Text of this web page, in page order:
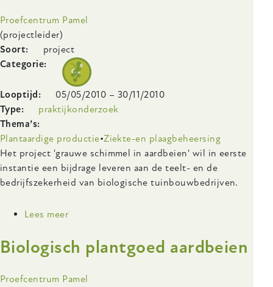
Onderzoeksinstelling
Proefcentrum Pamel
(projectleider)
Soort
project
Categorie
Looptijd 05/05/2010 – 30/11/2010
Type
praktijkonderzoek
Thema’s
Plantaardige productie Ziekte-en plaagbeheersing
Body
Het project 'grauwe schimmel in aardbeien' wil in eerste
instantie een bijdrage leveren aan de teelt- en de
bedrijfszekerheid van biologische tuinbouwbedrijven.
Lees meer
in
beheersing
Biologisch plantgoed aardbeien
Onderzoeksinstelling
Proefcentrum Pamel